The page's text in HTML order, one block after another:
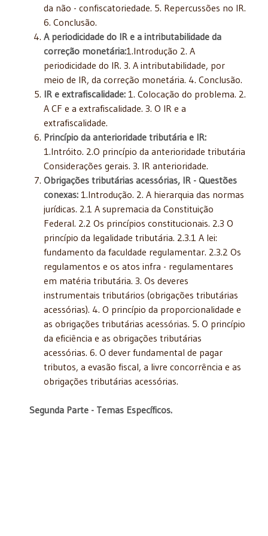
da não - confiscatoriedade. 5. Repercussões no IR.
6. Conclusão.
A periodicidade do IR e a intributabilidade da
correção monetária:1.Introdução 2. A
periodicidade do IR. 3. A intributabilidade, por
meio de IR, da correção monetária. 4. Conclusão.
IR e extrafiscalidade: 1. Colocação do problema. 2.
A CF e a extrafiscalidade. 3. O IR e a
extrafiscalidade.
Princípio da anterioridade tributária e IR:
1.Intróito. 2.O princípio da anterioridade tributária
Considerações gerais. 3. IR anterioridade.
Obrigações tributárias acessórias, IR - Questões
conexas: 1.Introdução. 2. A hierarquia das normas
jurídicas. 2.1 A supremacia da Constituição
Federal. 2.2 Os princípios constitucionais. 2.3 O
princípio da legalidade tributária. 2.3.1 A lei:
fundamento da faculdade regulamentar. 2.3.2 Os
regulamentos e os atos infra - regulamentares
em matéria tributária. 3. Os deveres
instrumentais tributários (obrigações tributárias
acessórias). 4. O princípio da proporcionalidade e
as obrigações tributárias acessórias. 5. O princípio
da eficiência e as obrigações tributárias
acessórias. 6. O dever fundamental de pagar
tributos, a evasão fiscal, a livre concorrência e as
obrigações tributárias acessórias.
Segunda Parte - Temas Específicos.